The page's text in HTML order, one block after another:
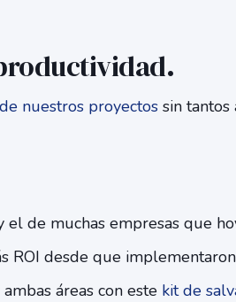
nuestros proyectossin tantos
el de muchas empresas que
ROI desde que
áreas con este kit de